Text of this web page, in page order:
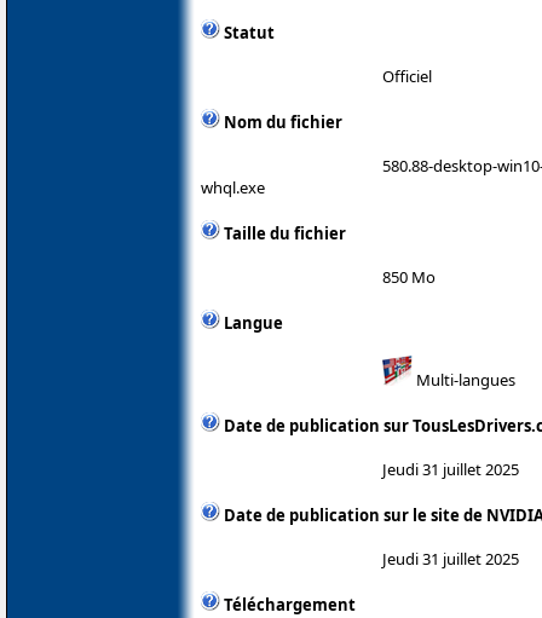
Statut
Officiel
Nom du fichier
580.88-desktop-
whql.exe
Taille du fichier
850 Mo
Langue
Multi-langues
Date de publication sur
Jeudi 31 juillet 2025
Date de publication sur le site de
Jeudi 31 juillet 2025
Téléchargement